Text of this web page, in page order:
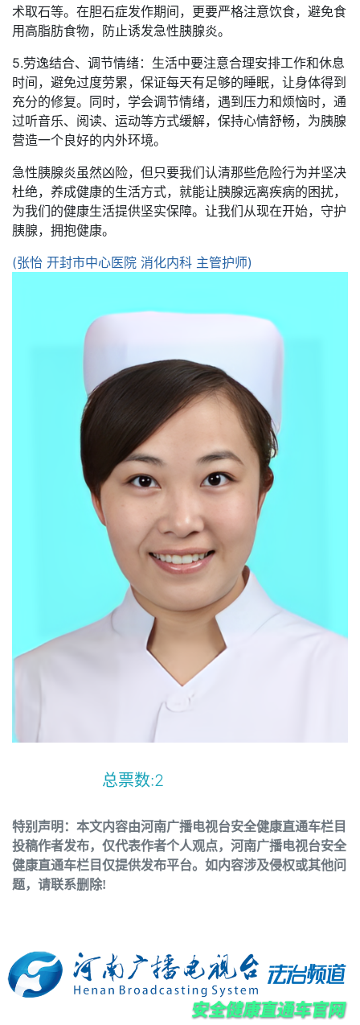
术取石等。在胆石症发作期间，更要严格注意饮食，避免食
用高脂肪食物，防止诱发急性胰腺炎。
5.劳逸结合、调节情绪：生活中要注意合理安排工作和休息
时间，避免过度劳累，保证每天有足够的睡眠，让身体得到
充分的修复。同时，学会调节情绪，遇到压力和烦恼时，通
过听音乐、阅读、运动等方式缓解，保持心情舒畅，为胰腺
营造一个良好的内外环境。
急性胰腺炎虽然凶险，但只要我们认清那些危险行为并坚决
杜绝，养成健康的生活方式，就能让胰腺远离疾病的困扰，
为我们的健康生活提供坚实保障。让我们从现在开始，守护
胰腺，拥抱健康。
(张怡 开封市中心医院 消化内科 主管护师)
总票数:2
特别声明：本文内容由河南广播电视台安全健康直通车栏目
投稿作者发布，仅代表作者个人观点，河南广播电视台安全
健康直通车栏目仅提供发布平台。如内容涉及侵权或其他问
题，请联系删除!